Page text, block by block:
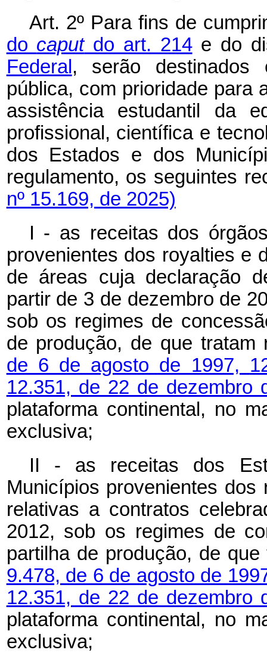
Art. 2º Para fins de
do caputdo art. 214e do
Federal , serão destinados
pública, com prioridade para
assistência estudantil da
profissional, científica e
dos Estados e dos
regulamento, os
nº 15.169, de 2025)
I - as receitas dos
provenientes dos royalties e
de áreas cuja declaração
partir de 3 de dezembro de
sob os regimes de
de produção, de que
de 6 de agosto de 1997,
12.351, de 22 de dezembro
plataforma continental, no
exclusiva;
II - as receitas dos
Municípios provenientes
relativas a contratos
2012, sob os regimes de
partilha de produção, de
9.478, de 6 de agosto de
12.351, de 22 de dezembro
plataforma continental, no
exclusiva;